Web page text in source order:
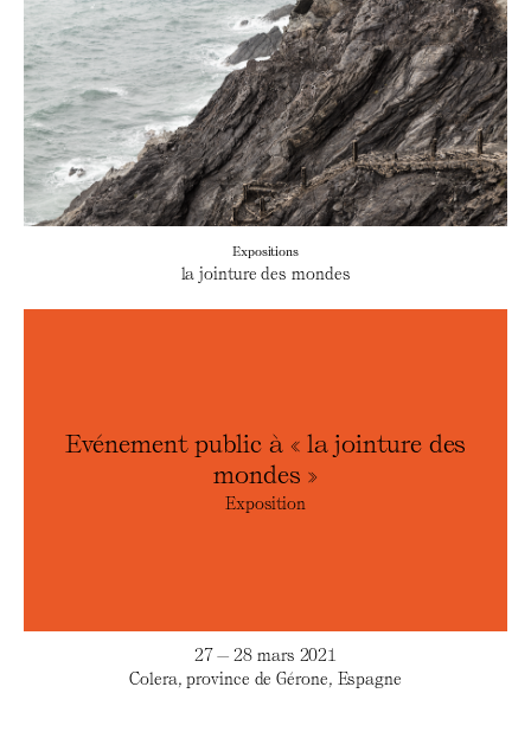
Expositions
la jointure des mondes
Evénement public à « la jointure des
mondes »
Exposition
27 — 28 mars 2021
Colera, province de Gérone, Espagne